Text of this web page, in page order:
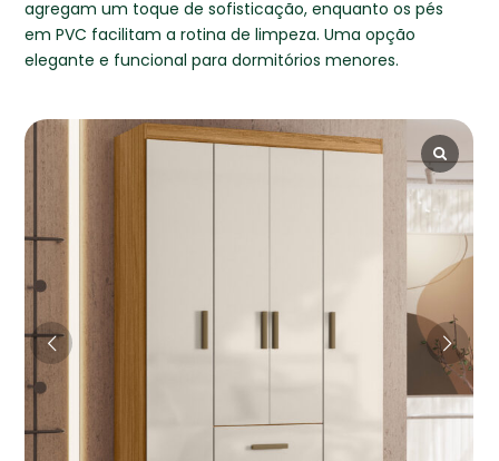
agregam um toque de sofisticação, enquanto os pés
em PVC facilitam a rotina de limpeza. Uma opção
elegante e funcional para dormitórios menores.